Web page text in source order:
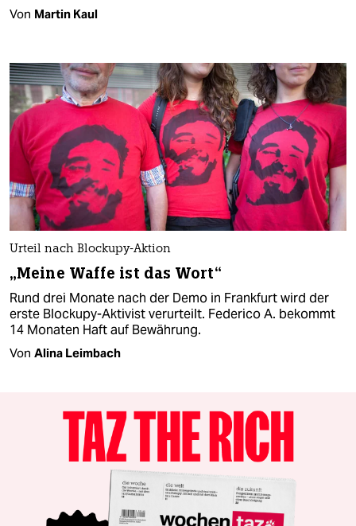
Von Martin Kaul
Urteil nach Blockupy-Aktion
„Meine Waffe ist das Wort“
Rund drei Monate nach der Demo in Frankfurt wird der
erste Blockupy-Aktivist verurteilt. Federico A. bekommt
14 Monaten Haft auf Bewährung.
Von Alina Leimbach